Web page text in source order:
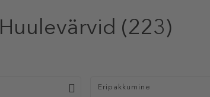
Huulevärvid (223)
Eripakkumine